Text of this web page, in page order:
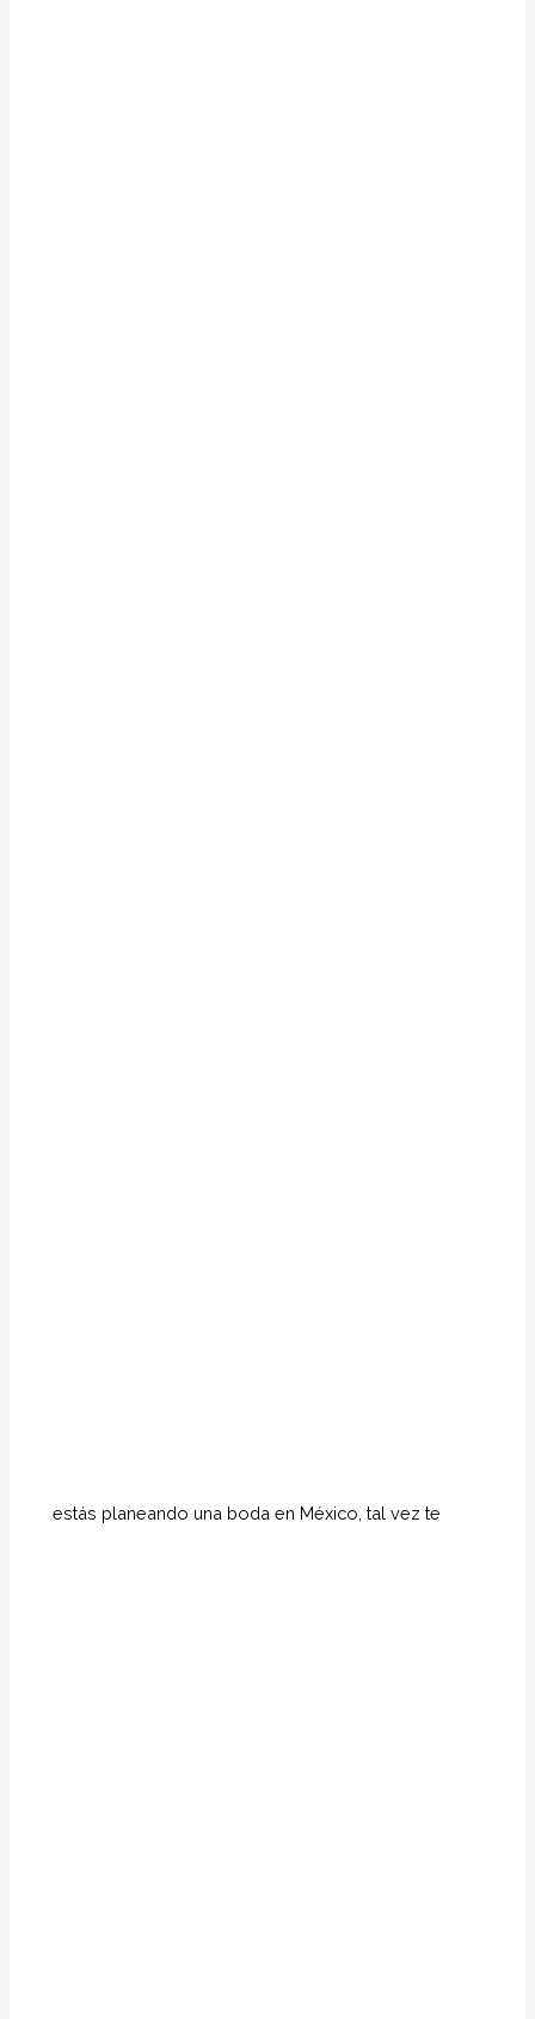
estás planeando una boda en México, tal vez te